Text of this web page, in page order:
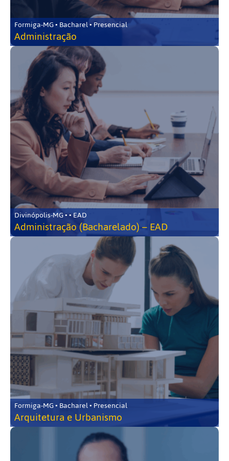
Formiga-MG • Bacharel • Presencial
Administração
Divinópolis-MG • • EAD
Administração (Bacharelado) – EAD
Formiga-MG • Bacharel • Presencial
Arquitetura e Urbanismo